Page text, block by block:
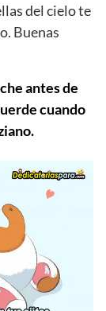
del cielo te
Buenas
antes de
cuando